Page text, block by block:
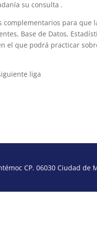
su consulta .
para que
Base de Datos,
el que podrá practicar
liga
CP. 06030 Ciudad de